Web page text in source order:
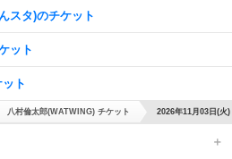
スタ)のチケット
ット
ト
八村倫太郎(WATWING) チケット 2026年11月03日(火